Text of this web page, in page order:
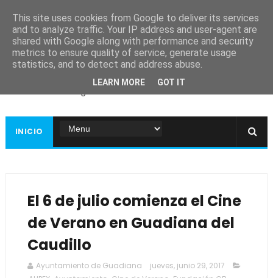
Ayuntamiento de
Guadiana
INICIO
El 6 de julio comienza el Cine
de Verano en Guadiana del
Caudillo
Ayuntamiento de Guadiana
jueves, junio 29, 2017
This site uses cookies from Google to deliver its services
and to analyze traffic. Your IP address and user-agent are
shared with Google along with performance and security
metrics to ensure quality of service, generate usage
statistics, and to detect and address abuse.
LEARN MORE GOT IT